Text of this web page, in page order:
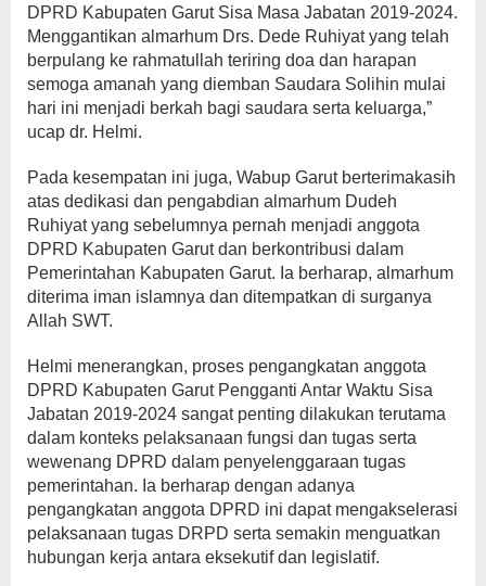
DPRD Kabupaten Garut Sisa Masa Jabatan 2019-2024.
Menggantikan almarhum Drs. Dede Ruhiyat yang telah
berpulang ke rahmatullah teriring doa dan harapan
semoga amanah yang diemban Saudara Solihin mulai
hari ini menjadi berkah bagi saudara serta keluarga,”
ucap dr. Helmi.
Pada kesempatan ini juga, Wabup Garut berterimakasih
atas dedikasi dan pengabdian almarhum Dudeh
Ruhiyat yang sebelumnya pernah menjadi anggota
DPRD Kabupaten Garut dan berkontribusi dalam
Pemerintahan Kabupaten Garut. Ia berharap, almarhum
diterima iman islamnya dan ditempatkan di surganya
Allah SWT.
Helmi menerangkan, proses pengangkatan anggota
DPRD Kabupaten Garut Pengganti Antar Waktu Sisa
Jabatan 2019-2024 sangat penting dilakukan terutama
dalam konteks pelaksanaan fungsi dan tugas serta
wewenang DPRD dalam penyelenggaraan tugas
pemerintahan. Ia berharap dengan adanya
pengangkatan anggota DPRD ini dapat mengakselerasi
pelaksanaan tugas DRPD serta semakin menguatkan
hubungan kerja antara eksekutif dan legislatif.